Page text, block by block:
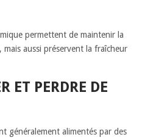
permettent de maintenir la
mais aussi préservent la fraîcheur
ET PERDRE DE
généralement alimentés par des